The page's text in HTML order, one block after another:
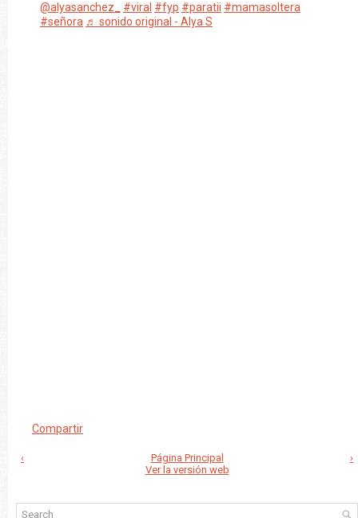
@alyasanchez_ #viral #fyp #paratii #mamasoltera
#señora ♬ sonido original - Alya S
Compartir
‹ ›
Página Principal
Ver la versión web